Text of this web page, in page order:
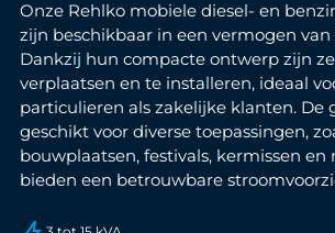
Onze Rehlko mobiele diesel- en
zijn beschikbaar in een vermogen van
Dankzij hun compacte ontwerp zijn
verplaatsen en te installeren, ideaal
particulieren als zakelijke klanten. De
geschikt voor diverse toepassingen,
bouwplaatsen, festivals, kermissen en
bieden een betrouwbare